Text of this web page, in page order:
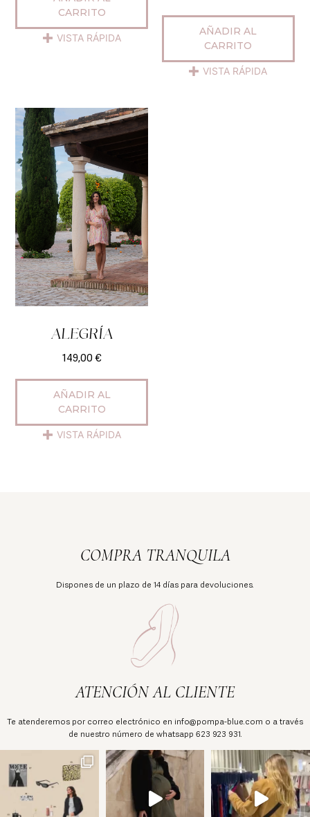
CARRITO
VISTA RÁPIDA
AÑADIR AL
CARRITO
VISTA RÁPIDA
ALEGRÍA
149,00€
AÑADIR AL
CARRITO
VISTA RÁPIDA
COMPRA TRANQUILA
Dispones de un plazo de 14 días para devoluciones.
ATENCIÓN AL CLIENTE
Te atenderemos por correo electrónico en info@pompa-blue.com o a través
de nuestro número de whatsapp 623 923 931.